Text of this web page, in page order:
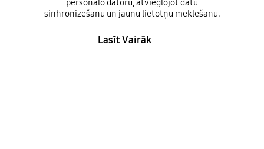
personālo datoru, atvieglojot datu
sinhronizēšanu un jaunu lietotņu meklēšanu.
Lasīt Vairāk